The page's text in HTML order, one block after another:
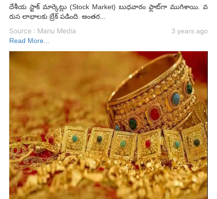
దేశీయ స్టాక్ మార్కెట్లు (Stock Market) బుధవారం ఫ్లాట్‌గా ముగిశాయి. వ
రుస లాభాలకు బ్రేక్ పడింది. అంతర...
Source : Manu Media
3 years ago
Read More...